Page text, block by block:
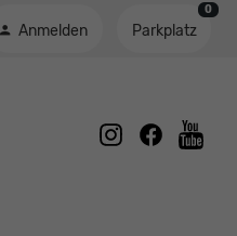
Anmelden Parkplatz
0
instagram
facebook